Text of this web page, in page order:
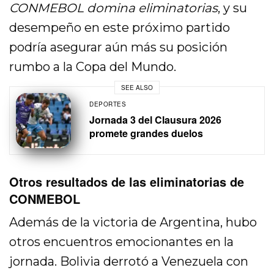
CONMEBOL domina eliminatorias, y su
desempeño en este próximo partido
podría asegurar aún más su posición
rumbo a la Copa del Mundo.
SEE ALSO
DEPORTES
Jornada 3 del Clausura 2026
promete grandes duelos
Otros resultados de las eliminatorias de
CONMEBOL
Además de la victoria de Argentina, hubo
otros encuentros emocionantes en la
jornada. Bolivia derrotó a Venezuela con